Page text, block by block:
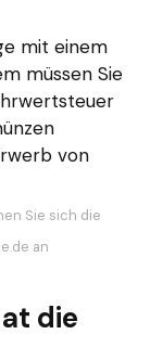
mit einem
müssen Sie
von
Sie sich die
an
die